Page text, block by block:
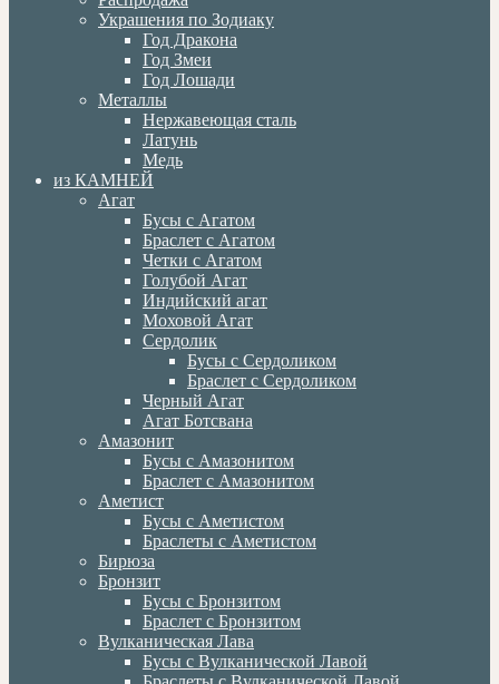
Украшения по Зодиаку
Год Дракона
Год Змеи
Год Лошади
Металлы
Нержавеющая сталь
Латунь
Медь
из КАМНЕЙ
Агат
Бусы с Агатом
Браслет с Агатом
Четки с Агатом
Голубой Агат
Индийский агат
Моховой Агат
Сердолик
Бусы с Сердоликом
Браслет с Сердоликом
Черный Агат
Агат Ботсвана
Амазонит
Бусы с Амазонитом
Браслет с Амазонитом
Аметист
Бусы с Аметистом
Браслеты с Аметистом
Бирюза
Бронзит
Бусы с Бронзитом
Браслет с Бронзитом
Вулканическая Лава
Бусы с Вулканической Лавой